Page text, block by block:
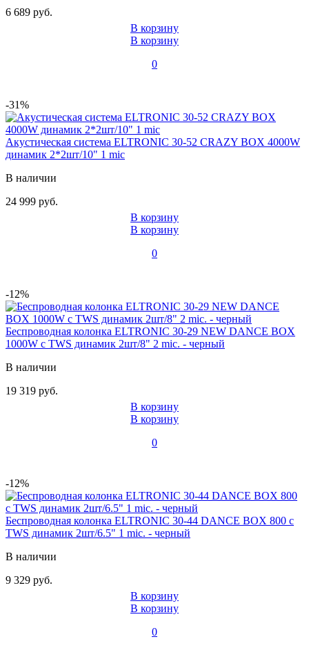
6 689 руб.
В корзину
В корзину
0
-31%
Акустическая система ELTRONIC 30-52 CRAZY BOX 4000W
динамик 2*2шт/10" 1 mic
В наличии
24 999 руб.
В корзину
В корзину
0
-12%
Беспроводная колонка ELTRONIC 30-29 NEW DANCE BOX
1000W с TWS динамик 2шт/8" 2 mic. - черный
В наличии
19 319 руб.
В корзину
В корзину
0
-12%
Беспроводная колонка ELTRONIC 30-44 DANCE BOX 800 с
TWS динамик 2шт/6.5" 1 mic. - черный
В наличии
9 329 руб.
В корзину
В корзину
0